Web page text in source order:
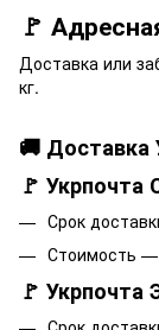
🚩
Доставка или
кг.
🚚 Доставка
🚩 Укрпочта
Срок
Стоимость —
🚩 Укрпочта